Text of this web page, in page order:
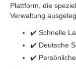
Plattform, die
Verwaltung
✔️ Schnelle
✔️ Deutsche
✔️